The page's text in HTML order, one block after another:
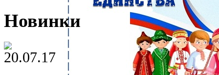
Новинки
20.07.17